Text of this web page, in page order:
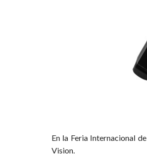
En la Feria Internacional
Vision.